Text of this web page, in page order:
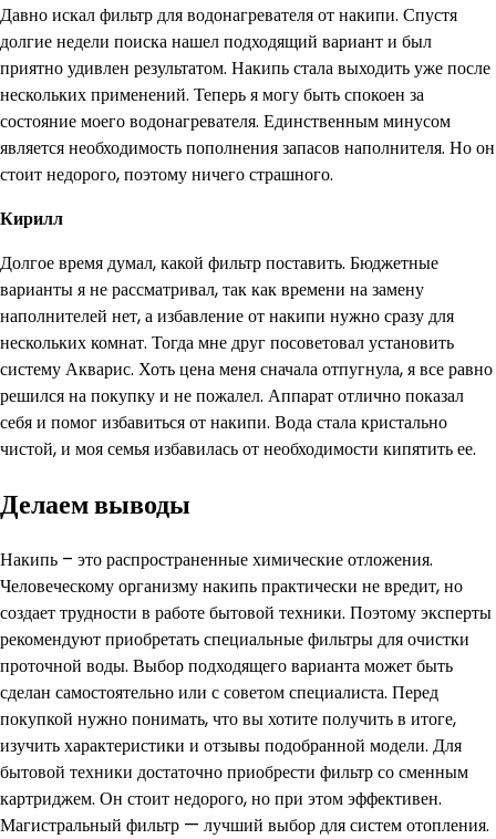
Давно искал фильтр для водонагревателя от накипи. Спустя
долгие недели поиска нашел подходящий вариант и был
приятно удивлен результатом. Накипь стала выходить уже после
нескольких применений. Теперь я могу быть спокоен за
состояние моего водонагревателя. Единственным минусом
является необходимость пополнения запасов наполнителя. Но он
стоит недорого, поэтому ничего страшного.
Кирилл
Долгое время думал, какой фильтр поставить. Бюджетные
варианты я не рассматривал, так как времени на замену
наполнителей нет, а избавление от накипи нужно сразу для
нескольких комнат. Тогда мне друг посоветовал установить
систему Акварис. Хоть цена меня сначала отпугнула, я все равно
решился на покупку и не пожалел. Аппарат отлично показал
себя и помог избавиться от накипи. Вода стала кристально
чистой, и моя семья избавилась от необходимости кипятить ее.
Делаем выводы
Накипь – это распространенные химические отложения.
Человеческому организму накипь практически не вредит, но
создает трудности в работе бытовой техники. Поэтому эксперты
рекомендуют приобретать специальные фильтры для очистки
проточной воды. Выбор подходящего варианта может быть
сделан самостоятельно или с советом специалиста. Перед
покупкой нужно понимать, что вы хотите получить в итоге,
изучить характеристики и отзывы подобранной модели. Для
бытовой техники достаточно приобрести фильтр со сменным
картриджем. Он стоит недорого, но при этом эффективен.
Магистральный фильтр — лучший выбор для систем отопления.